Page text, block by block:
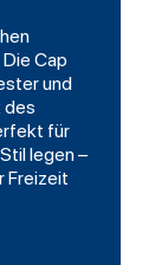
Cap
und
des
für
legen –
Freizeit